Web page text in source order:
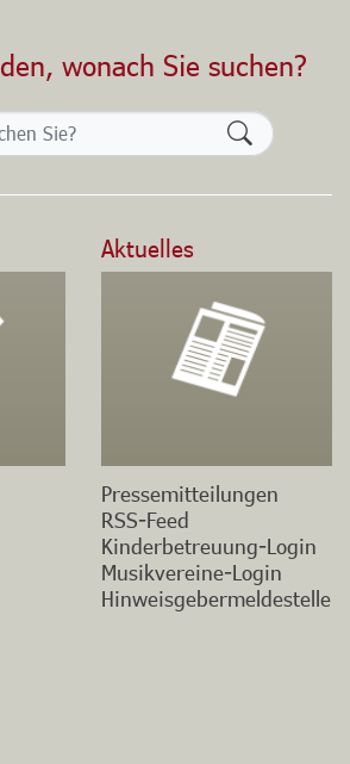
wonach Sie suchen?
Aktuelles
Pressemitteilungen
RSS-Feed
Kinderbetreuung-Login
Musikvereine-Login
Hinweisgebermeldestelle